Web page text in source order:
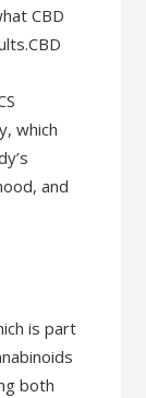
CBD
which
and
is part
both